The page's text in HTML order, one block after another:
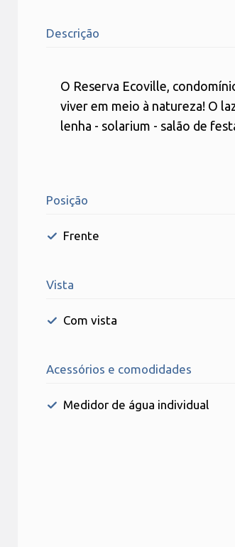
Descrição
O Reserva Ecoville,
viver em meio à natureza! O
lenha - solarium - salão de
Posição
Frente
Vista
Com vista
Acessórios e comodidades
Medidor de água individual